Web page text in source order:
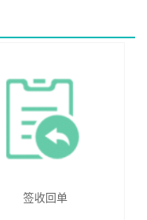
签收回单